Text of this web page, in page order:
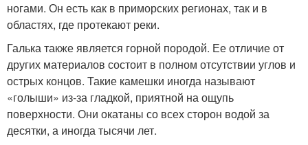
ногами. Он есть как в приморских регионах, так и в
областях, где протекают реки.
Галька также является горной породой. Ее отличие от
других материалов состоит в полном отсутствии углов и
острых концов. Такие камешки иногда называют
«голыши» из-за гладкой, приятной на ощупь
поверхности. Они окатаны со всех сторон водой за
десятки, а иногда тысячи лет.